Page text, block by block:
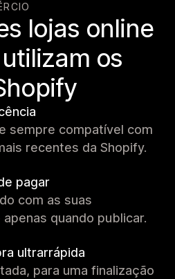
lojas online
os
sempre compatível com
recentes da Shopify.
pagar
com as suas
quando publicar.
ultrarrápida
para uma finalização